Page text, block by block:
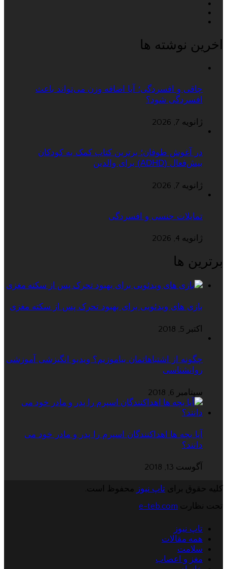
اخرین نوشته ها
چاقی و افسردگی؛ آیا اضافه وزن می‌تواند باعث
افسردگی شود؟
ژانویه 7, 2026
در آغوش طوفان؛ برترین کتاب کمک به کودکان
بیش‌فعال (ADHD) برای والدین
ژانویه 7, 2026
تمایلات جنسی و افسردگی
ژانویه 4, 2026
برترین ها
بازی های ویدئویی برای بهبود تحرک پس از سکته مغزی
اکتبر 5, 2018
چگونه از اشتباهاتمان بیاموزیم؟ ویدیو انگیزشی آموزشی
روانشناسی
سپتامبر 6, 2018
آیا بچه ها اهداکنندگان اسپرم را پدر و مادر خود می
دانند؟
آگوست 13, 2018
کلیه حقوق برای تاپ نیوز
محفوظ است.
تحت نظارت e-teb.com
تاپ نیوز
همه مقالات
سلامت
مغز و اعصاب